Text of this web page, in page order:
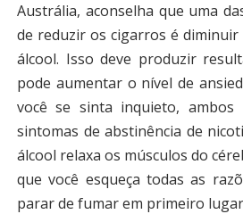
Austrália, aconselha que uma
de reduzir os cigarros é diminuir
álcool. Isso deve produzir
pode aumentar o nível de
você se sinta inquieto, ambos
sintomas de abstinência de
álcool relaxa os músculos do
que você esqueça todas as
parar de fumar em primeiro